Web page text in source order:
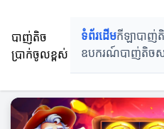
បាញ់តិច
ប្រាក់ចូលខ្ពស់
ទំព័រដើមកីឡាបាញ់
ឧបករណ៍បាញ់តិចស